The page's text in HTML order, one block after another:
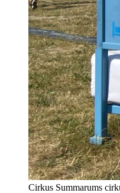
Cirkus Summarums